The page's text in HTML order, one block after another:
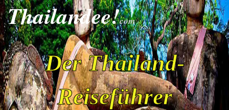
Thailandee!com
Der Thailand-
Reiseführer